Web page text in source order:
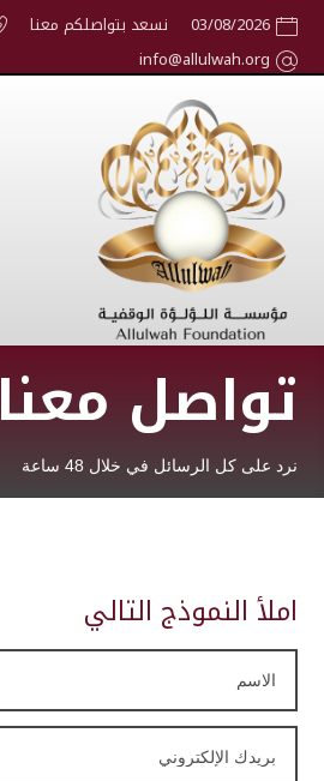
03/08/2026 نسعد بتواصلكم معنا
info@allulwah.org
تواصل معنا
نرد على كل الرسائل في خلال 48 ساعة
املأ النموذج التالي